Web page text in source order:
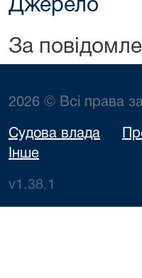
Джерело
За
2026 © Всі права
Судова влада
Інше
v1.38.1